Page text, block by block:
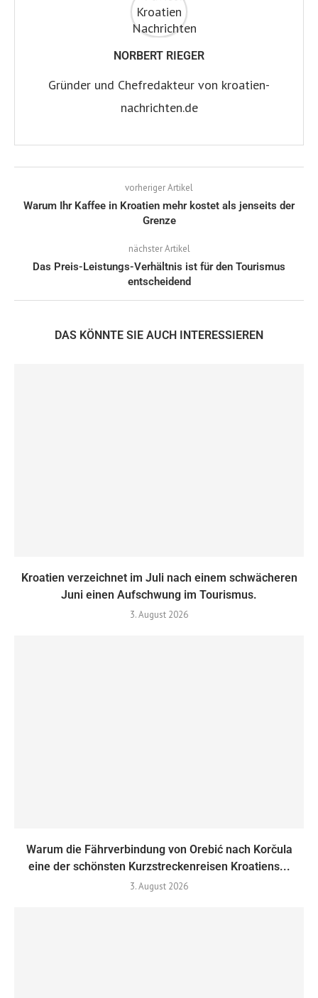
NORBERT RIEGER
Gründer und Chefredakteur von kroatien-
nachrichten.de
vorheriger Artikel
Warum Ihr Kaffee in Kroatien mehr kostet als jenseits der
Grenze
nächster Artikel
Das Preis-Leistungs-Verhältnis ist für den Tourismus
entscheidend
DAS KÖNNTE SIE AUCH INTERESSIEREN
Kroatien verzeichnet im Juli nach einem schwächeren
Juni einen Aufschwung im Tourismus.
3. August 2026
Warum die Fährverbindung von Orebić nach Korčula
eine der schönsten Kurzstreckenreisen Kroatiens...
3. August 2026